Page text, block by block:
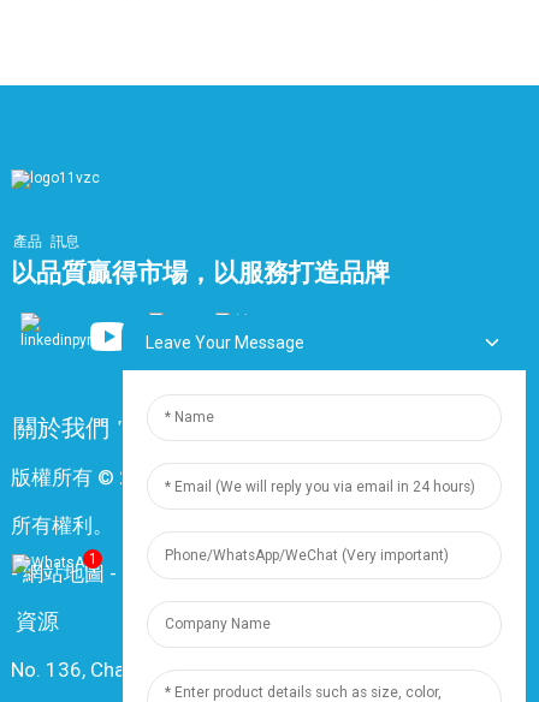
產品 訊息
以品質贏得市場，以服務打造品牌
關於我們 常問問題
版權所有 © 2024 上海鼎尊電氣電纜股份有限公司。保留
所有權利。
-網站地圖 - Resource
資源
No. 136, Changxiang Rd., Nanxiang Town, 201802,
1
Leave Your Message